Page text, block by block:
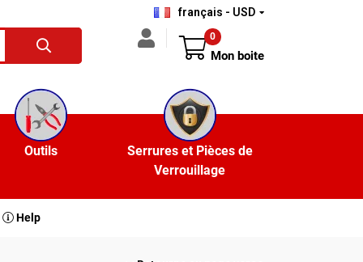
français - USD
Mon boite
0
Outils
Serrures et Pièces de
Verrouillage
Help